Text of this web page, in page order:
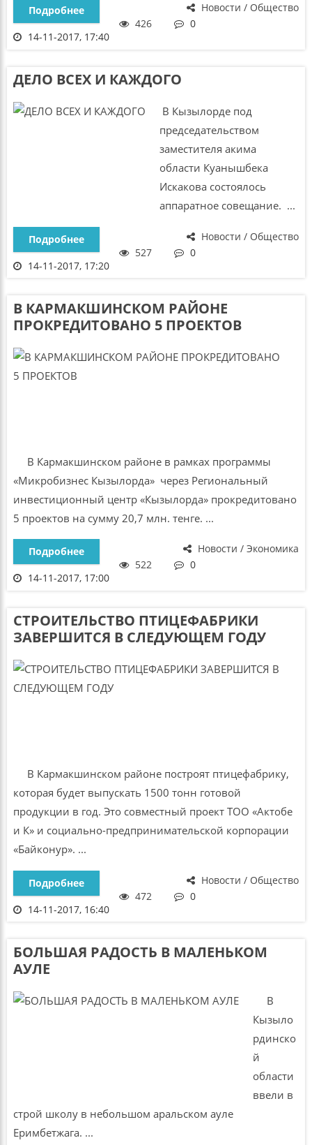
Новости / Общество
Подробнее
426
0
14-11-2017, 17:40
ДЕЛО ВСЕХ И КАЖДОГО
В Кызылорде под
председательством
заместителя акима
области Куанышбека
Искакова состоялось
аппаратное совещание. ...
Новости / Общество
Подробнее
527
0
14-11-2017, 17:20
В КАРМАКШИНСКОМ РАЙОНЕ
ПРОКРЕДИТОВАНО 5 ПРОЕКТОВ
В Кармакшинском районе в рамках программы
«Микробизнес Кызылорда» через Региональный
инвестиционный центр «Кызылорда» прокредитовано
5 проектов на сумму 20,7 млн. тенге. ...
Новости / Экономика
Подробнее
522
0
14-11-2017, 17:00
СТРОИТЕЛЬСТВО ПТИЦЕФАБРИКИ
ЗАВЕРШИТСЯ В СЛЕДУЮЩЕМ ГОДУ
В Кармакшинском районе построят птицефабрику,
которая будет выпускать 1500 тонн готовой
продукции в год. Это совместный проект ТОО «Актобе
и К» и социально-предпринимательской корпорации
«Байконур». ...
Новости / Общество
Подробнее
472
0
14-11-2017, 16:40
БОЛЬШАЯ РАДОСТЬ В МАЛЕНЬКОМ
АУЛЕ
В
Кызыло
рдинско
й
области
ввели в
строй школу в небольшом аральском ауле
Еримбетжага. ...